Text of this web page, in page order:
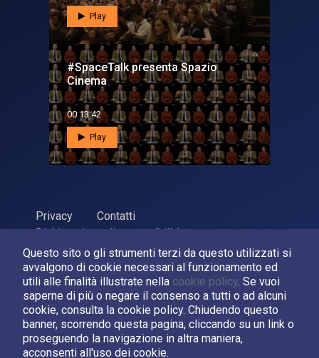
Questo sito o gli strumenti terzi da questo utilizzati si
avvalgono di cookie necessari al funzionamento ed
utili alle finalità illustrate nella cookie policy. Se vuoi
saperne di più o negare il consenso a tutti o ad alcuni
cookie, consulta la cookie policy. Chiudendo questo
banner, scorrendo questa pagina, cliccando su un link o
proseguendo la navigazione in altra maniera,
acconsenti all'uso dei cookie.
Play
#SpaceTalk presenta Spazio
Cinema
00:13:42
Play
Privacy
Contatti
Dichiarazione di accessibilità
ASI Agenzia Spaziale Italiana, 2026. P.Iva 03638121008
Sviluppato daLPM
Seguici su:
Asi su Facebook
Asi su XCanale Asi su YouTube